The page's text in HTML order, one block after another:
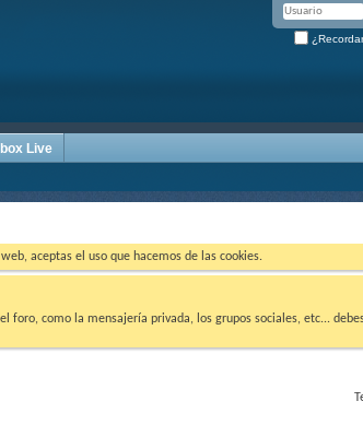
Live
aceptas el uso que hacemos de las cookies.
foro, como la mensajería privada, los grupos sociales, etc...